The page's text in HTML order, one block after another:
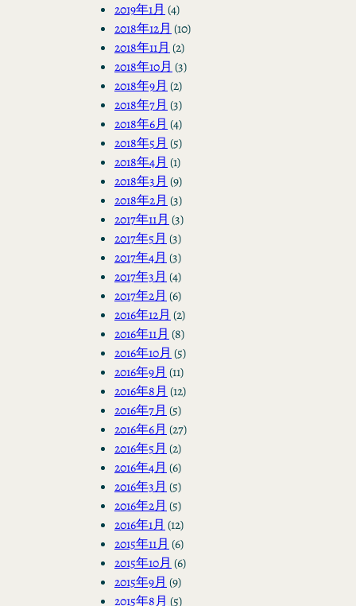
2019年1月 (4)
2018年12月 (10)
2018年11月 (2)
2018年10月 (3)
2018年9月 (2)
2018年7月 (3)
2018年6月 (4)
2018年5月 (5)
2018年4月 (1)
2018年3月 (9)
2018年2月 (3)
2017年11月 (3)
2017年5月 (3)
2017年4月 (3)
2017年3月 (4)
2017年2月 (6)
2016年12月 (2)
2016年11月 (8)
2016年10月 (5)
2016年9月 (11)
2016年8月 (12)
2016年7月 (5)
2016年6月 (27)
2016年5月 (2)
2016年4月 (6)
2016年3月 (5)
2016年2月 (5)
2016年1月 (12)
2015年11月 (6)
2015年10月 (6)
2015年9月 (9)
2015年8月 (5)